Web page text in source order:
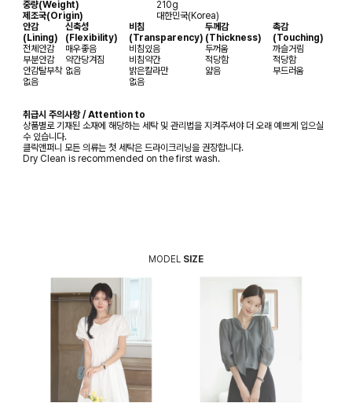
중량(Weight)
210g
제조국(Origin)
대한민국(Korea)
안감
(Lining)
신축성
(Flexibility)
비침
(Transparency)
두께감
(Thickness)
촉감
(Touching)
전체안감
매우좋음 비침있음 두꺼움
까슬거림
부분안감
약간당겨짐 비침약간 적당함
적당함
안감탈부착 없음 밝은칼라만 얇음
부드러움
없음
없음
취급시 주의사항 / Attention to
상품별로 기재된 소재에 해당하는 세탁 및 관리법을 지켜주셔야 더 오래 예쁘게 입으실
수 있습니다.
클릭앤퍼니 모든 의류는 첫 세탁은 드라이크리닝을 권장합니다.
Dry Clean is recommended on the first wash.
MODEL SIZE